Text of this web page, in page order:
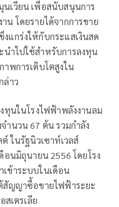
เวียน เพื่อสนับสนุนการ
น โดยรายได้จากการขาย
แกร่งให้กับกระแสเงินสด
นำไปใช้สำหรับการลงทุน
พการเติบโตสูงใน
ล่าว
งทุนในโรงไฟฟ้าพลังงานลม
ำนวน 67 ต้น รวมกำลัง
ในรัฐนิวเซาท์เวลส์
อนมิถุนายน 2556 โดยโรง
ข้าระบบในเดือน
สัญญาซื้อขายไฟฟ้าระยะ
สเตรเลีย